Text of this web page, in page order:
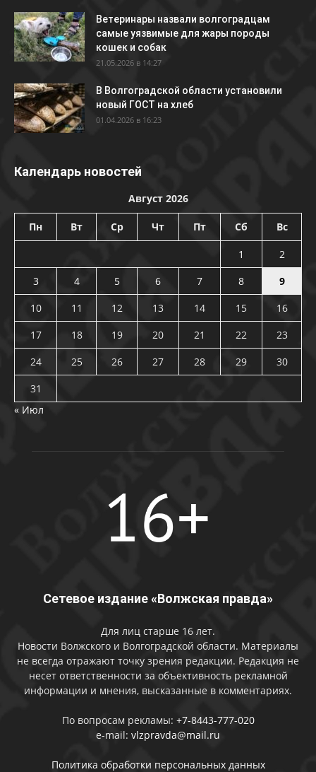
Ветеринары назвали волгоградцам
самые уязвимые для жары породы
кошек и собак
21.05.2026 в 14:27
В Волгоградской области установили
новый ГОСТ на хлеб
01.04.2026 в 16:23
Календарь новостей
Август 2026
Пн Вт Ср Чт Пт Сб Вс
1
2
3
4 5 6 7 8
9
10
11 12 13 14 15
16
17
18 19 20 21 22
23
24
25 26 27 28 29
30
31
« Июл
Сетевое издание «Волжская правда»
Для лиц старше 16 лет.
Новости Волжского и Волгоградской области. Материалы
не всегда отражают точку зрения редакции. Редакция не
несет ответственности за объективность рекламной
информации и мнения, высказанные в комментариях.
По вопросам рекламы: +7-8443-777-020
e-mail: vlzpravda@mail.ru
Политика обработки персональных данных